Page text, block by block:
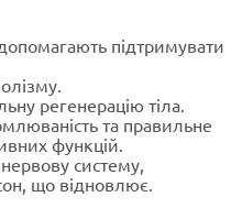
підтримувати
регенерацію тіла.
та правильне
функцій.
систему,
що відновлює.